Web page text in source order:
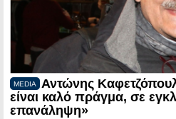
MEDIA
Αντώνης
είναι καλό πράγμα, σε
επανάληψη»